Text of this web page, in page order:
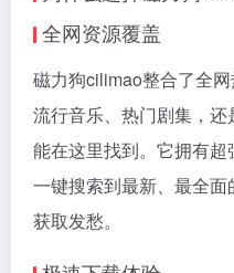
全网资源覆盖
磁力狗cilimao整合了全网
流行音乐、热门剧集，
能在这里找到。它拥有
一键搜索到最新、最全
获取发愁。